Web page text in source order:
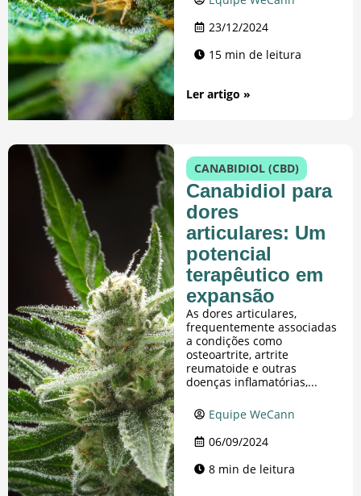
23/12/2024
15 min de leitura
Ler artigo »
CANABIDIOL (CBD)
Canabidiol para
dores
articulares: Um
potencial
terapêutico em
expansão
As dores articulares,
frequentemente associadas
a condições como
osteoartrite, artrite
reumatoide e outras
doenças inflamatórias,...
Equipe WeCann
06/09/2024
8 min de leitura